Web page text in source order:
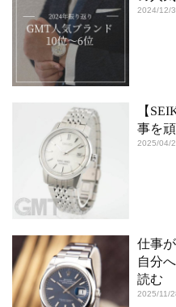
2024/12/
【
事を
2025/04/
仕事
自分
読む
2025/11/